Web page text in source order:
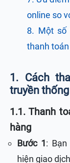
online so
8. Một số
thanh
1. Cách
truyền thống
1.1. Thanh
hàng
Bước 1:
hiện giao dịch